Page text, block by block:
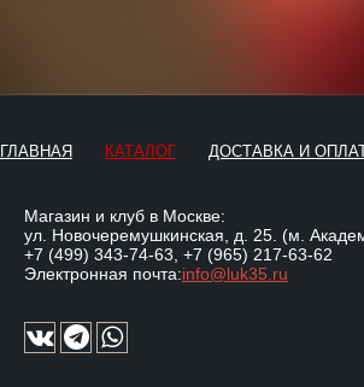
ГЛАВНАЯ КАТАЛОГ ДОСТАВКА И
Магазин и клуб в Москве:
ул. Новочеремушкинская, д. 25. (м.
+7 (499) 343-74-63 +7 (965) 217-63-62
Электронная почта:info@luk35.ru